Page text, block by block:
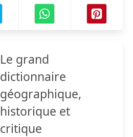
Le grand
dictionnaire
géographique,
historique et
critique